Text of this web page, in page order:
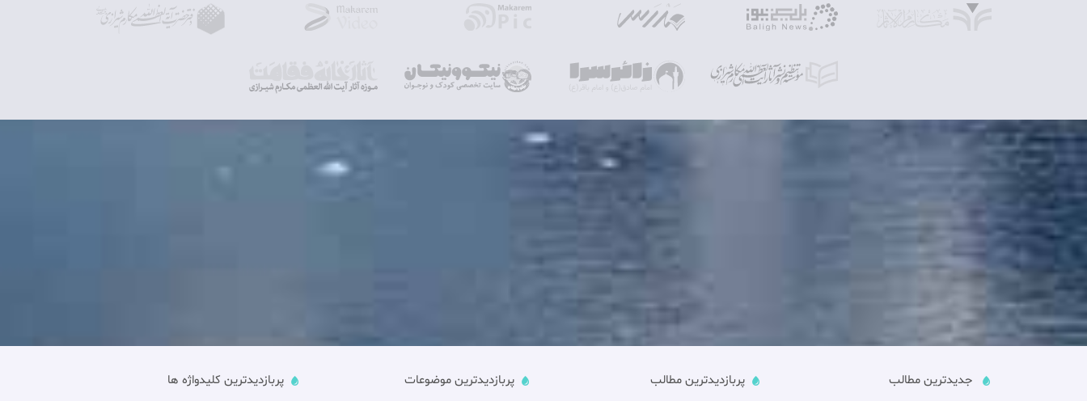
جدیدترین مطالب پربازدیدترین مطالب پربازدیدترین موضوعات پربازدیدترین کلیدواژه ها